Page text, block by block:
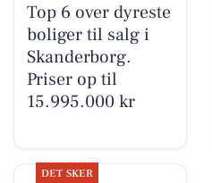
Top 6 over dyreste
boliger til salg i
Skanderborg.
Priser op til
15.995.000 kr
DET SKER